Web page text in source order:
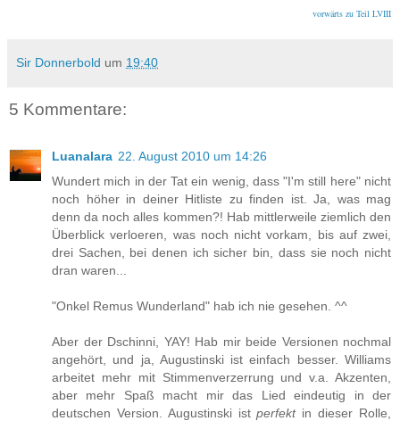
vorwärts zu Teil LVIII
Sir Donnerbold um 19:40
5 Kommentare:
Luanalara 22. August 2010 um 14:26
Wundert mich in der Tat ein wenig, dass "I'm still here" nicht
noch höher in deiner Hitliste zu finden ist. Ja, was mag
denn da noch alles kommen?! Hab mittlerweile ziemlich den
Überblick verloeren, was noch nicht vorkam, bis auf zwei,
drei Sachen, bei denen ich sicher bin, dass sie noch nicht
dran waren...
"Onkel Remus Wunderland" hab ich nie gesehen. ^^
Aber der Dschinni, YAY! Hab mir beide Versionen nochmal
angehört, und ja, Augustinski ist einfach besser. Williams
arbeitet mehr mit Stimmenverzerrung und v.a. Akzenten,
aber mehr Spaß macht mir das Lied eindeutig in der
deutschen Version. Augustinski istperfektin dieser Rolle,